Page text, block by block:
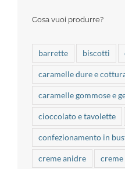
Cosa vuoi produrre?
barrette biscotti
caramelle dure e
caramelle gommose e
cioccolato e tavolette
confezionamento in
creme anidre